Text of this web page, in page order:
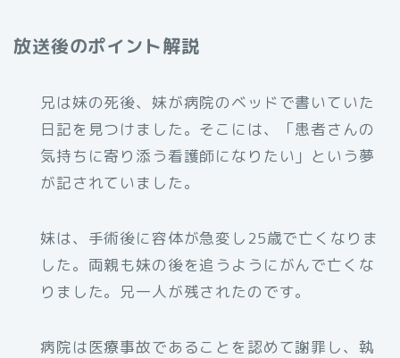
放送後のポイント解説
兄は妹の死後、妹が病院のベッドで書いていた
日記を見つけました。そこには、「患者さんの
気持ちに寄り添う看護師になりたい」という夢
が記されていました。
妹は、手術後に容体が急変し25歳で亡くなりま
した。両親も妹の後を追うようにがんで亡くな
りました。兄一人が残されたのです。
病院は医療事故であることを認めて謝罪し、執